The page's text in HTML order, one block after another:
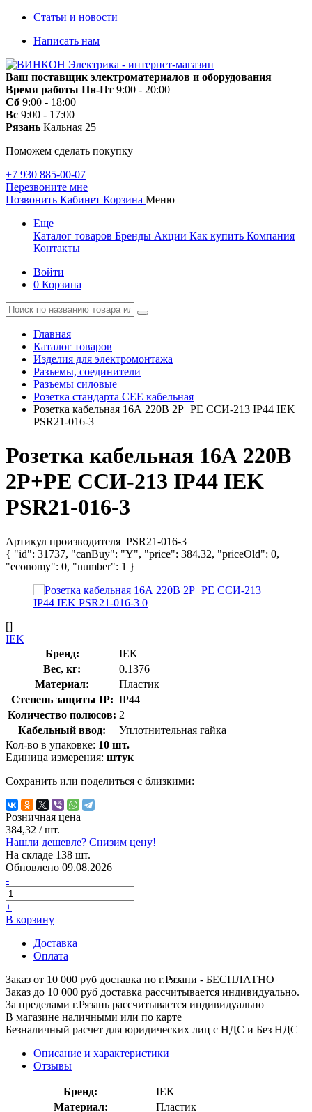
Статьи и новости
Написать нам
Ваш поставщик электроматериалов и оборудования
Время работы Пн-Пт 9:00 - 20:00
Сб 9:00 - 18:00
Вс 9:00 - 17:00
Рязань Кальная 25
Поможем сделать покупку
+7 930 885-00-07
Перезвоните мне
Позвонить Кабинет Корзина Меню
Еще
Каталог товаров Бренды Акции Как купить Компания
Контакты
Войти
0 Корзина
Главная
Каталог товаров
Изделия для электромонтажа
Разъемы, соединители
Разъемы силовые
Розетка стандарта СЕЕ кабельная
Розетка кабельная 16А 220В 2P+PЕ ССИ-213 IP44 IEK
PSR21-016-3
Розетка кабельная 16А 220В
2P+PЕ ССИ-213 IP44 IEK
PSR21-016-3
Артикул производителя PSR21-016-3
{ "id": 31737, "canBuy": "Y", "price": 384.32, "priceOld": 0,
"economy": 0, "number": 1 }
[]
IEK
Бренд:
IEK
Вес, кг:
0.1376
Материал:
Пластик
Степень защиты IP: IP44
Количество полюсов: 2
Кабельный ввод:
Уплотнительная гайка
Кол-во в упаковке: 10 шт.
Единица измерения: штук
Сохранить или поделиться с близкими:
Розничная цена
384,32 / шт.
Нашли дешевле? Снизим цену!
На складе 138 шт.
Обновлено 09.08.2026
-
+
В корзину
Доставка
Оплата
Заказ от 10 000 руб доставка по г.Рязани - БЕСПЛАТНО
Заказ до 10 000 руб доставка рассчитывается индивидуально.
За пределами г.Рязань рассчитывается индивидуально
В магазине наличными или по карте
Безналичный расчет для юридических лиц с НДС и Без НДС
Описание и характеристики
Отзывы
Бренд:
IEK
Материал:
Пластик